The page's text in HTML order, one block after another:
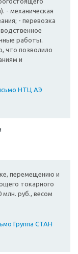
- механическая
- перевозка
работы.
что позволило
и
НТЦ АЭ
перемещению и
токарного
руб., весом
Группа СТАН